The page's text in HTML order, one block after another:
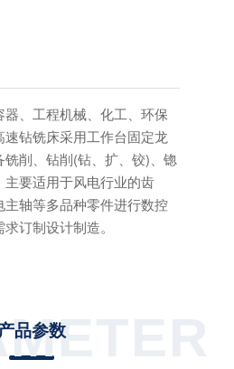
、工程机械、化工、环保
钻铣床采用工作台固定龙
铣削、钻削(钻、扩、铰)、锪
要适用于风电行业的齿
主轴等多品种零件进行数控
订制设计制造。
品参数